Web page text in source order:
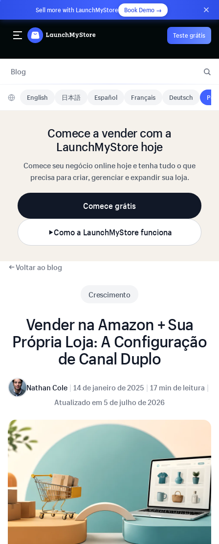
Sell more with LaunchMyStore Book Demo →
Teste grátis
Blog
English 日本語 Español Français Deutsch
Comece a vender com a
LaunchMyStore hoje
Comece seu negócio online hoje e tenha tudo o que
precisa para criar, gerenciar e expandir sua loja.
Comece grátis
Como a LaunchMyStore funciona
Voltar ao blog
Crescimento
Vender na Amazon + Sua
Própria Loja: A Configuração
de Canal Duplo
Nathan Cole | 14 de janeiro de 2025 | 17 min de leitura |
Atualizado em 5 de julho de 2026